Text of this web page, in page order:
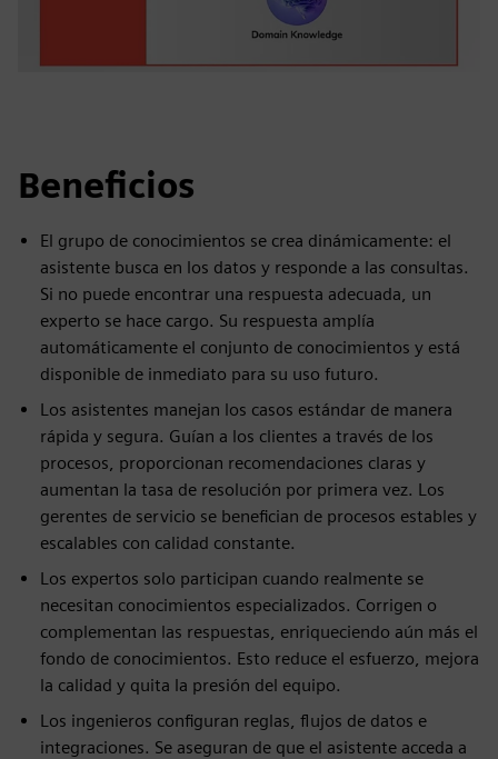
Beneficios
El grupo de conocimientos se crea dinámicamente: el
asistente busca en los datos y responde a las consultas.
Si no puede encontrar una respuesta adecuada, un
experto se hace cargo. Su respuesta amplía
automáticamente el conjunto de conocimientos y está
disponible de inmediato para su uso futuro.
Los asistentes manejan los casos estándar de manera
rápida y segura. Guían a los clientes a través de los
procesos, proporcionan recomendaciones claras y
aumentan la tasa de resolución por primera vez. Los
gerentes de servicio se benefician de procesos estables y
escalables con calidad constante.
Los expertos solo participan cuando realmente se
necesitan conocimientos especializados. Corrigen o
complementan las respuestas, enriqueciendo aún más el
fondo de conocimientos. Esto reduce el esfuerzo, mejora
la calidad y quita la presión del equipo.
Los ingenieros configuran reglas, flujos de datos e
integraciones. Se aseguran de que el asistente acceda a